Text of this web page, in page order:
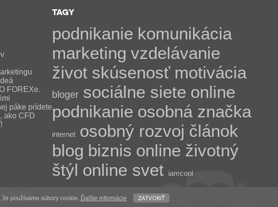
FOREXe.
páke prídete
ako CFD
TAGY
podnikanie komunikácia
marketing vzdelávanie
život skúsenosť motivácia
bloger sociálne siete online
podnikanie osobná značka
internet osobný rozvoj článok
blog biznis online životný
štýl online svet iamcool
používame súbory cookie. Ďalšie informácie zatvoriť